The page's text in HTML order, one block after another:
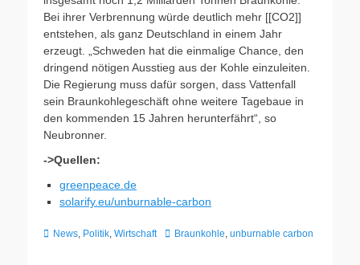
Bei ihrer Verbrennung würde deutlich mehr [[CO2]]
entstehen, als ganz Deutschland in einem Jahr
erzeugt. „Schweden hat die einmalige Chance, den
dringend nötigen Ausstieg aus der Kohle einzuleiten.
Die Regierung muss dafür sorgen, dass Vattenfall
sein Braunkohlegeschäft ohne weitere Tagebaue in
den kommenden 15 Jahren herunterfährt“, so
Neubronner.
->Quellen:
greenpeace.de
solarify.eu/unburnable-carbon
Kategorien
News, Politik, Wirtschaft Schlagworte
Braunkohle, unburnable carbon